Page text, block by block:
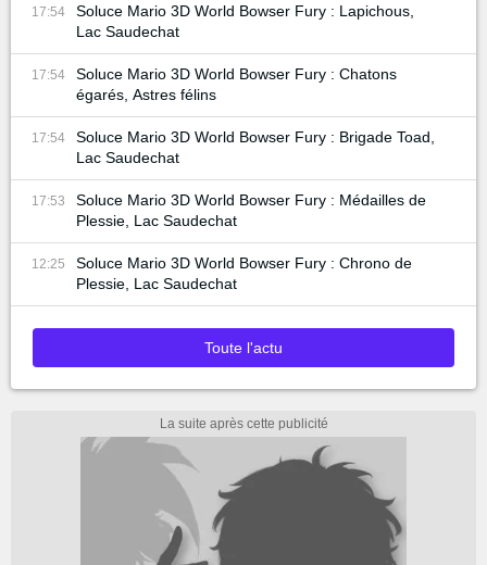
17:54
Soluce Mario 3D World Bowser Fury : Lapichous,
Lac Saudechat
17:54
Soluce Mario 3D World Bowser Fury : Chatons
égarés, Astres félins
17:54
Soluce Mario 3D World Bowser Fury : Brigade Toad,
Lac Saudechat
17:53
Soluce Mario 3D World Bowser Fury : Médailles de
Plessie, Lac Saudechat
12:25
Soluce Mario 3D World Bowser Fury : Chrono de
Plessie, Lac Saudechat
Toute l'actu